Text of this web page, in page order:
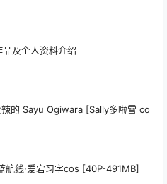
及个人资料介绍
的 Sayu Ogiwara [Sally多啦雪 co
航线·爱宕习字cos [40P-491MB]